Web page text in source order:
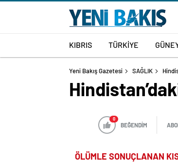
KIBRIS TÜRKİYE
Yeni Bakış Gazetesi SAĞLIK
0
BEĞENDİM
ÖLÜMLE SONUÇLANAN